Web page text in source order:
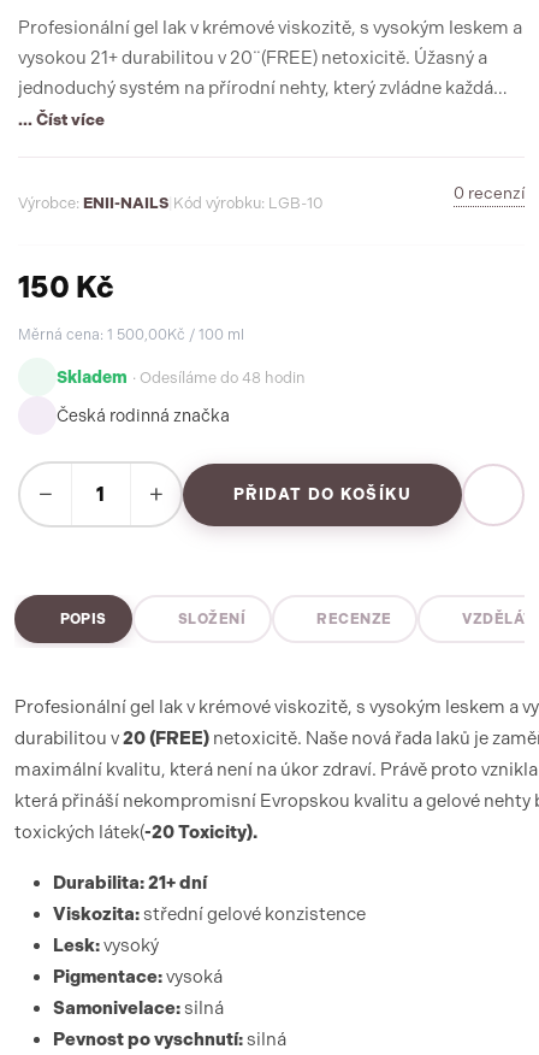
Profesionální gel lak v krémové viskozitě, s vysokým leskem a
vysokou 21+ durabilitou v 20¨(FREE) netoxicitě. Úžasný a
jednoduchý systém na přírodní nehty, který zvládne každá
žena. Vyniká vysokou pigmentací, kryje již v první vrstvě.
jistě vybere každá.
... Číst více
Výrobce: ENII-NAILS Kód výrobku: LGB-10
0 recenzí
150 Kč
Měrná cena: 1 500,00Kč / 100 ml
Skladem · Odesíláme do 48 hodin
Česká rodinná značka
− + PŘIDAT DO KOŠÍKU
POPIS SLOŽENÍ RECENZE
Profesionální gel lak v krémové viskozitě, s vysokým leskem a
durabilitou v20 (FREE) netoxicitě. Naše nová řada laků je
maximální kvalitu, která není na úkor zdraví. Právě proto
která přináší nekompromisní Evropskou kvalitu a gelové nehty
toxických látek(-20 Toxicity).
Durabilita: 21+ dní
Viskozita:střední gelové konzistence
Lesk:vysoký
Pigmentace:vysoká
Samonivelace:silná
Pevnost po vyschnutí:silná